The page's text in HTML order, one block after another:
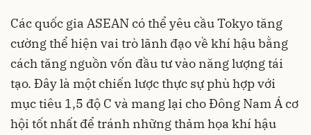
Các quốc gia ASEAN có thể yêu cầu Tokyo tăng
cường thể hiện vai trò lãnh đạo về khí hậu bằng
cách tăng nguồn vốn đầu tư vào năng lượng tái
tạo. Đây là một chiến lược thực sự phù hợp với
mục tiêu 1,5 độ C và mang lại cho Đông Nam Á cơ
hội tốt nhất để tránh những thảm họa khí hậu